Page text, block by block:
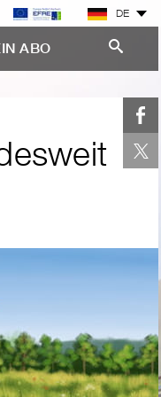
DE
ABO